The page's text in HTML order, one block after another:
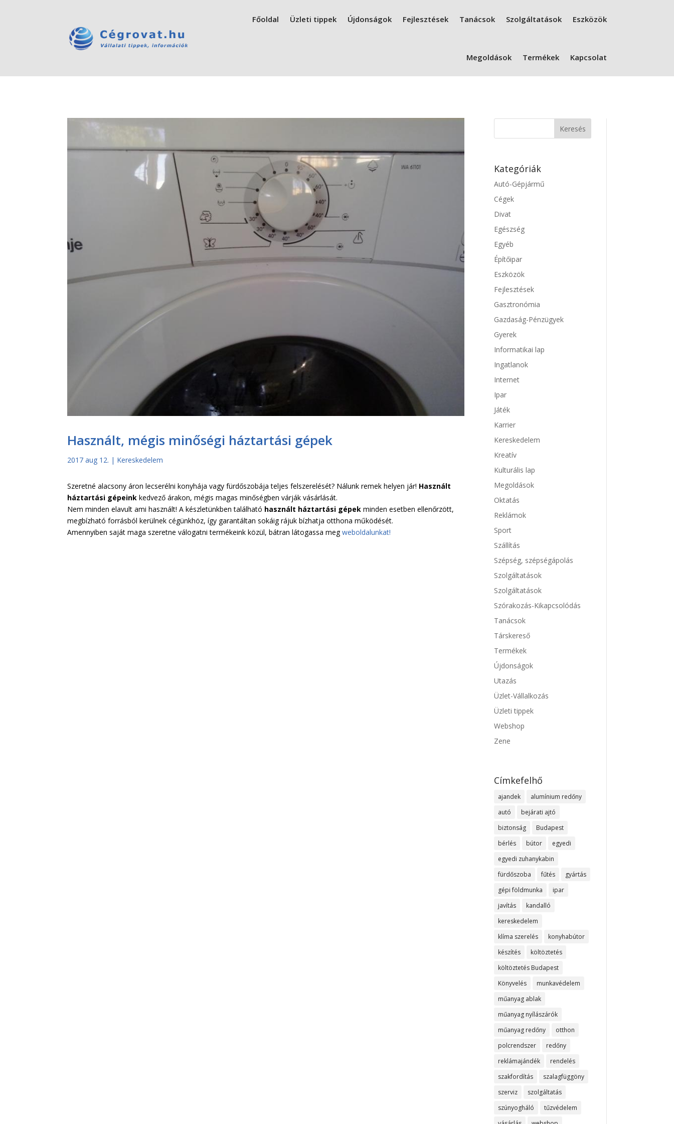
Főoldal Üzleti tippek Újdonságok Fejlesztések Tanácsok Szolgáltatások Eszközök
Megoldások Termékek Kapcsolat
Használt, mégis minőségi háztartási gépek
2017 aug 12. | Kereskedelem
Szeretné alacsony áron lecserélni konyhája vagy fürdőszobája teljes felszerelését? Nálunk remek helyen jár! Használt
háztartási gépeink kedvező árakon, mégis magas minőségben várják vásárlását.
Nem minden elavult ami használt! A készletünkben található használt háztartási gépek minden esetben ellenőrzött,
megbízható forrásból kerülnek cégünkhöz, így garantáltan sokáig rájuk bízhatja otthona működését.
Amennyiben saját maga szeretne válogatni termékeink közül, bátran látogassa megweboldalunkat!
Kategóriák
Autó-Gépjármű
Cégek
Divat
Egészség
Egyéb
Építőipar
Eszközök
Fejlesztések
Gasztronómia
Gazdaság-Pénzügyek
Gyerek
Informatikai lap
Ingatlanok
Internet
Ipar
Játék
Karrier
Kereskedelem
Kreatív
Kulturális lap
Megoldások
Oktatás
Reklámok
Sport
Szállítás
Szépség, szépségápolás
Szolgáltatások
Szolgáltatások
Szórakozás-Kikapcsolódás
Tanácsok
Társkereső
Termékek
Újdonságok
Utazás
Üzlet-Vállalkozás
Üzleti tippek
Webshop
Zene
Címkefelhő
ajandek
alumínium redőny
autó
bejárati ajtó
biztonság
Budapest
bérlés
bútor
egyedi
egyedi zuhanykabin
fürdőszoba
fűtés
gyártás
gépi földmunka
ipar
javítás
kandalló
kereskedelem
klíma szerelés
konyhabútor
készítés
költöztetés
költöztetés Budapest
Könyvelés
munkavédelem
műanyag ablak
műanyag nyílászárók
műanyag redőny
otthon
polcrendszer
redőny
reklámajándék
rendelés
szakfordítás
szalagfüggöny
szerviz
szolgáltatás
szúnyogháló
tűzvédelem